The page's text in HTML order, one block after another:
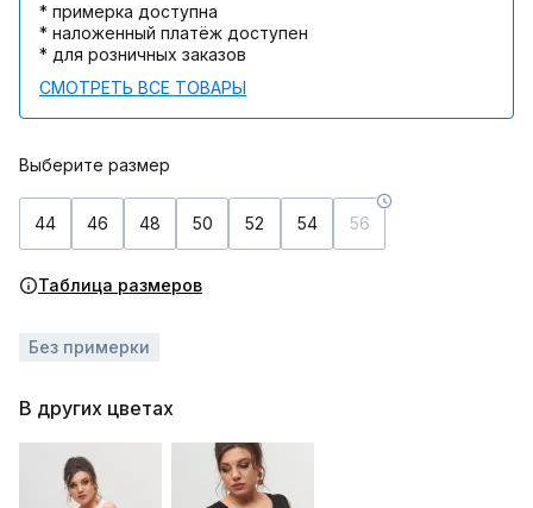
* примерка доступна
* наложенный платёж доступен
* для розничных заказов
СМОТРЕТЬ ВСЕ ТОВАРЫ
Выберите размер
44 46 48 50 52 54 56
Таблица размеров
Без примерки
В других цветах